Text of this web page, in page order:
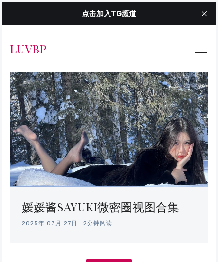
点击加入TG频道
LUVBP
媛媛酱SAYUKI微密圈视图合集
2025年 03月 27日 2分钟阅读